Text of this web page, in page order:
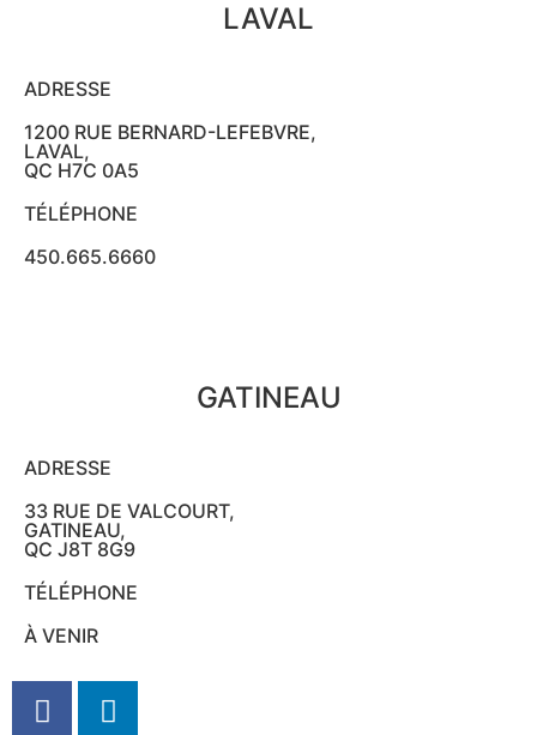
LAVAL
ADRESSE
1200 RUE BERNARD-LEFEBVRE,
LAVAL,
QC H7C 0A5
TÉLÉPHONE
450.665.6660
GATINEAU
ADRESSE
33 RUE DE VALCOURT,
GATINEAU,
QC J8T 8G9
TÉLÉPHONE
À VENIR